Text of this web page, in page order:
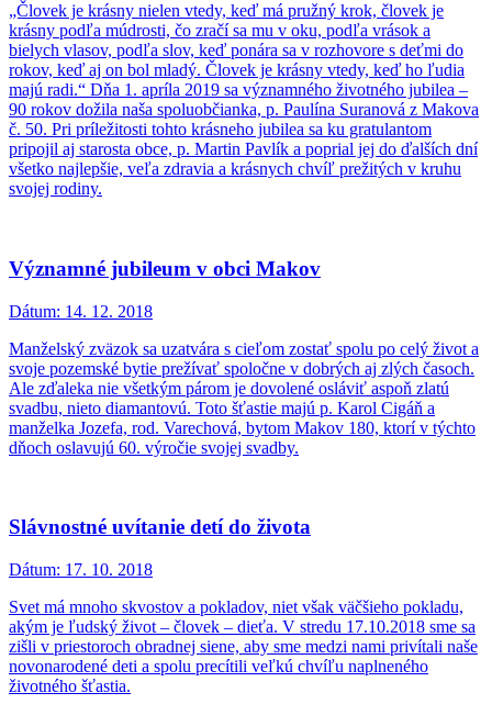
„Človek je krásny nielen vtedy, keď má pružný krok, človek je
krásny podľa múdrosti, čo zračí sa mu v oku, podľa vrások a
bielych vlasov, podľa slov, keď ponára sa v rozhovore s deťmi do
rokov, keď aj on bol mladý. Človek je krásny vtedy, keď ho ľudia
majú radi.“ Dňa 1. apríla 2019 sa významného životného jubilea –
90 rokov dožila naša spoluobčianka, p. Paulína Suranová z Makova
č. 50. Pri príležitosti tohto krásneho jubilea sa ku gratulantom
pripojil aj starosta obce, p. Martin Pavlík a poprial jej do ďalších dní
všetko najlepšie, veľa zdravia a krásnych chvíľ prežitých v kruhu
svojej rodiny.
Významné jubileum v obci Makov
Dátum: 14. 12. 2018
Manželský zväzok sa uzatvára s cieľom zostať spolu po celý život a
svoje pozemské bytie prežívať spoločne v dobrých aj zlých časoch.
Ale zďaleka nie všetkým párom je dovolené osláviť aspoň zlatú
svadbu, nieto diamantovú. Toto šťastie majú p. Karol Cigáň a
manželka Jozefa, rod. Varechová, bytom Makov 180, ktorí v týchto
dňoch oslavujú 60. výročie svojej svadby.
Slávnostné uvítanie detí do života
Dátum: 17. 10. 2018
Svet má mnoho skvostov a pokladov, niet však väčšieho pokladu,
akým je ľudský život – človek – dieťa. V stredu 17.10.2018 sme sa
zišli v priestoroch obradnej siene, aby sme medzi nami privítali naše
novonarodené deti a spolu precítili veľkú chvíľu naplneného
životného šťastia.